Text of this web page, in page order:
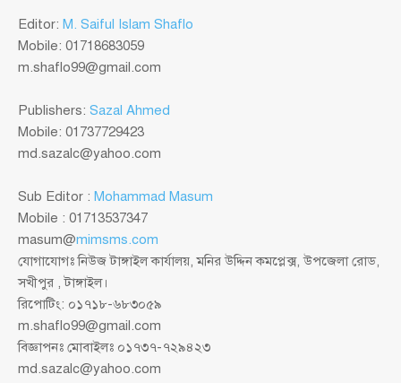
Editor: M. Saiful Islam Shaflo
Mobile: 01718683059
m.shaflo99@gmail.com
Publishers: Sazal Ahmed
Mobile: 01737729423
md.sazalc@yahoo.com
Sub Editor : Mohammad Masum
Mobile : 01713537347
masum@mimsms.com
যোগাযোগঃ নিউজ টাঙ্গাইল কার্যালয়, মনির উদ্দিন কমপ্লেক্স, উপজেলা রোড,
সখীপুর , টাঙ্গাইল।
রিপোটিং: ০১৭১৮-৬৮৩০৫৯
m.shaflo99@gmail.com
বিজ্ঞাপনঃ মোবাইলঃ ০১৭৩৭-৭২৯৪২৩
md.sazalc@yahoo.com